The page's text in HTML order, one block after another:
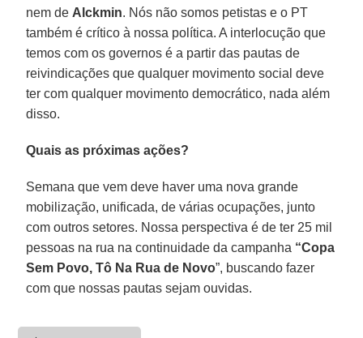
nem de Alckmin. Nós não somos petistas e o PT
também é crítico à nossa política. A interlocução que
temos com os governos é a partir das pautas de
reivindicações que qualquer movimento social deve
ter com qualquer movimento democrático, nada além
disso.
Quais as próximas ações?
Semana que vem deve haver uma nova grande
mobilização, unificada, de várias ocupações, junto
com outros setores. Nossa perspectiva é de ter 25 mil
pessoas na rua na continuidade da campanha “Copa
Sem Povo, Tô Na Rua de Novo”, buscando fazer
com que nossas pautas sejam ouvidas.